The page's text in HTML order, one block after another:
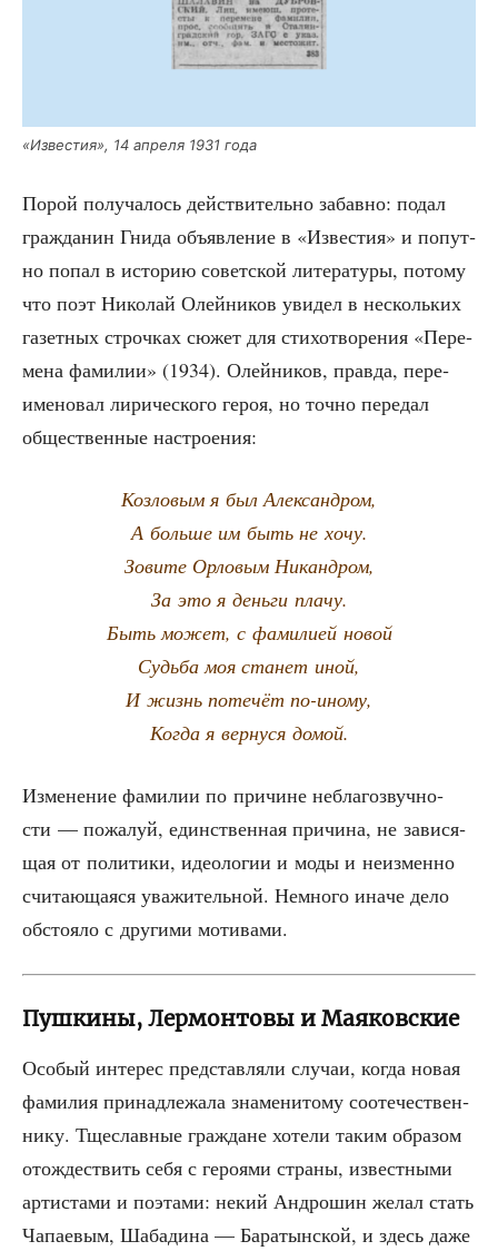
«Изве­стия», 14 апре­ля 1931 года
Порой полу­ча­лось дей­стви­тель­но забав­но: подал
граж­да­нин Гни­да объ­яв­ле­ние в «Изве­стия» и попут­
но попал в исто­рию совет­ской лите­ра­ту­ры, пото­му
что поэт Нико­лай Олей­ни­ков уви­дел в несколь­ких
газет­ных строч­ках сюжет для сти­хо­тво­ре­ния «Пере­
ме­на фами­лии» (1934). Олей­ни­ков, прав­да, пере­
име­но­вал лири­че­ско­го героя, но точ­но пере­дал
обще­ствен­ные настроения:
Коз­ло­вым я был Александром,
А боль­ше им быть не хочу.
Зови­те Орло­вым Никандром,
За это я день­ги плачу.
Быть может, с фами­ли­ей новой
Судь­ба моя ста­нет иной,
И жизнь поте­чёт по-иному,
Когда я вер­ну­ся домой.
Изме­не­ние фами­лии по при­чине небла­го­звуч­но­
сти — пожа­луй, един­ствен­ная при­чи­на, не зави­ся­
щая от поли­ти­ки, идео­ло­гии и моды и неиз­мен­но
счи­та­ю­ща­я­ся ува­жи­тель­ной. Немно­го ина­че дело
обсто­я­ло с дру­ги­ми мотивами.
Пушкины, Лермонтовы и Маяковские
Осо­бый инте­рес пред­став­ля­ли слу­чаи, когда новая
фами­лия при­над­ле­жа­ла зна­ме­ни­то­му сооте­че­ствен­
ни­ку. Тще­слав­ные граж­дане хоте­ли таким обра­зом
отож­де­ствить себя с геро­я­ми стра­ны, извест­ны­ми
арти­ста­ми и поэта­ми: некий Андро­шин желал стать
Чапа­е­вым, Шаба­ди­на — Бара­тын­ской, и здесь даже